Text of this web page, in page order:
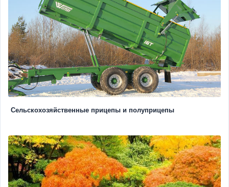
Сельскохозяйственные прицепы и полуприцепы